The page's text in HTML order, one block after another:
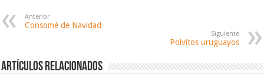
Anterior
Consomé de Navidad
Siguiente
Polvitos uruguayos
Artículos relacionados